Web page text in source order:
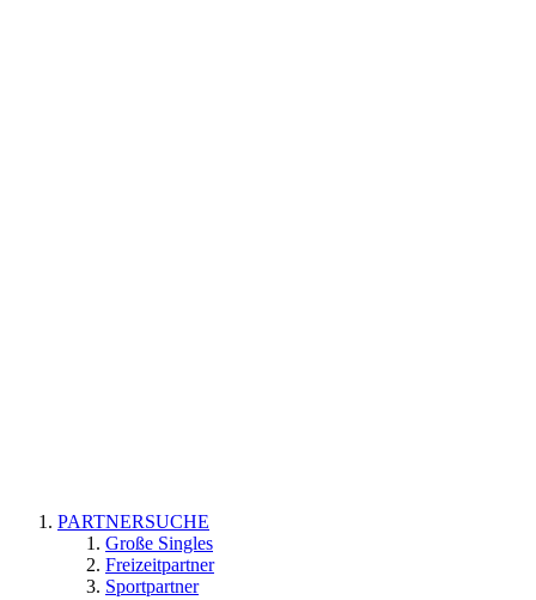
PARTNERSUCHE
Große Singles
Freizeitpartner
Sportpartner